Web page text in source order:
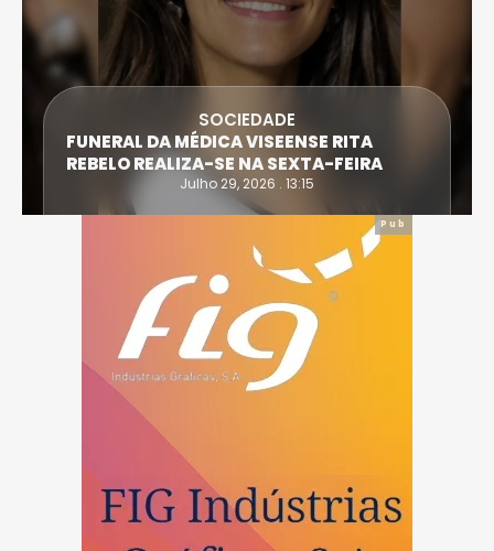
SOCIEDADE
FUNERAL DA MÉDICA VISEENSE RITA
REBELO REALIZA-SE NA SEXTA-FEIRA
Julho 29, 2026 . 13:15
Pub